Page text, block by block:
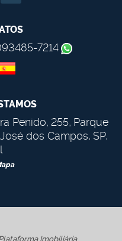
7214
Penido, 255, Parque
dos Campos, SP,
Imobiliária